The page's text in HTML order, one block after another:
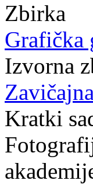
Zbirka
Grafička
Izvorna
Kratki